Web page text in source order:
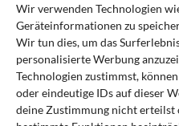
Wir verwenden Technologien
Geräteinformationen zu
Wir tun dies, um das
personalisierte Werbung
Technologien zustimmst,
oder eindeutige IDs auf dieser
deine Zustimmung nicht erteilst
15
Apr.